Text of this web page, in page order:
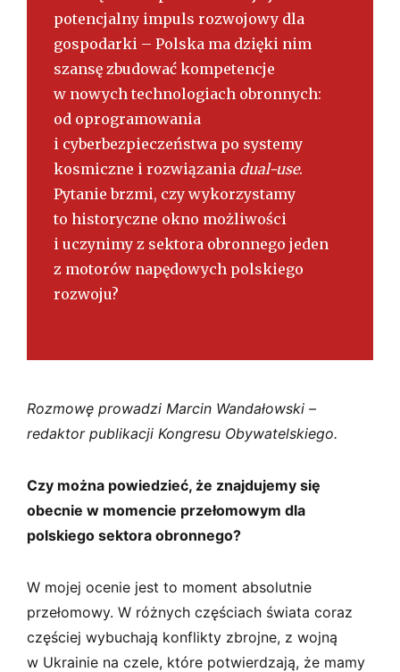
potencjalny impuls rozwojowy dla
gospodarki – Polska ma dzięki nim
szansę zbudować kompetencje
w nowych technologiach obronnych:
od oprogramowania
i cyberbezpieczeństwa po systemy
kosmiczne i rozwiązania dual-use.
Pytanie brzmi, czy wykorzystamy
to historyczne okno możliwości
i uczynimy z sektora obronnego jeden
z motorów napędowych polskiego
rozwoju?
Rozmowę prowadzi Marcin Wandałowski –
redaktor publikacji Kongresu Obywatelskiego.
Czy można powiedzieć, że znajdujemy się
obecnie w momencie przełomowym dla
polskiego sektora obronnego?
W mojej ocenie jest to moment absolutnie
przełomowy. W różnych częściach świata coraz
częściej wybuchają konflikty zbrojne, z wojną
w Ukrainie na czele, które potwierdzają, że mamy